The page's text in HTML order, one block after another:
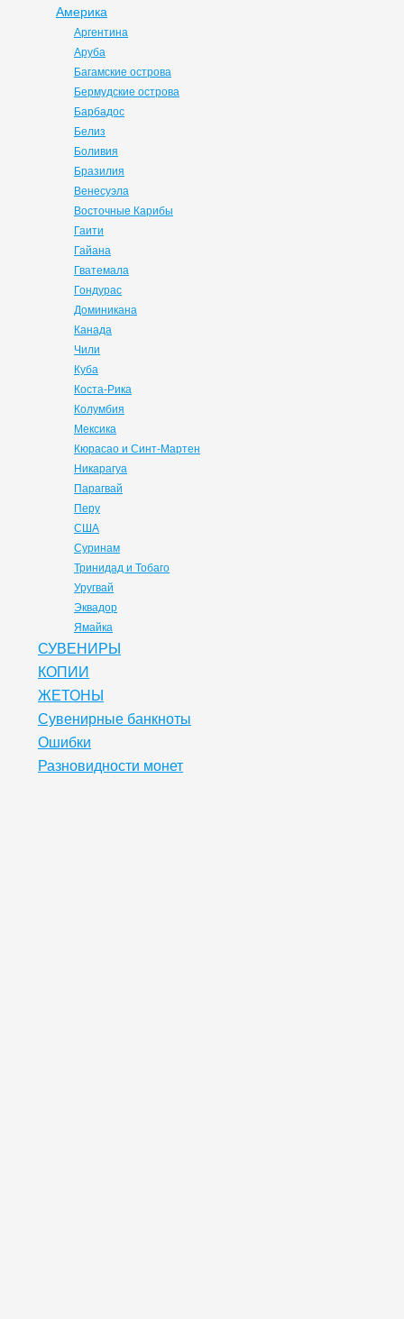
Америка
Аргентина
Аруба
Багамские острова
Бермудские острова
Барбадос
Белиз
Боливия
Бразилия
Венесуэла
Восточные Карибы
Гаити
Гайана
Гватемала
Гондурас
Доминикана
Канада
Чили
Куба
Коста-Рика
Колумбия
Мексика
Кюрасао и Синт-Мартен
Никарагуа
Парагвай
Перу
США
Суринам
Тринидад и Тобаго
Уругвай
Эквадор
Ямайка
СУВЕНИРЫ
КОПИИ
ЖЕТОНЫ
Сувенирные банкноты
Ошибки
Разновидности монет